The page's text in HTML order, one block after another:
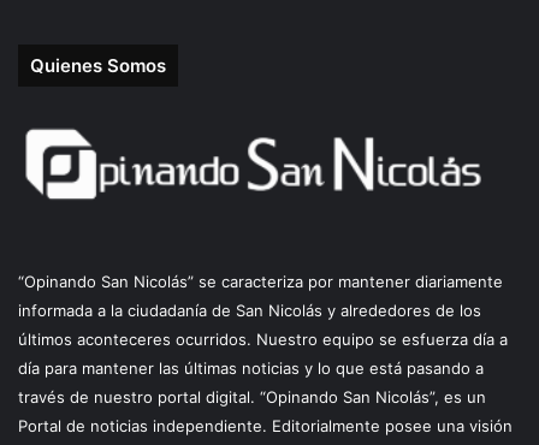
Quienes Somos
“Opinando San Nicolás” se caracteriza por mantener diariamente
informada a la ciudadanía de San Nicolás y alrededores de los
últimos aconteceres ocurridos. Nuestro equipo se esfuerza día a
día para mantener las últimas noticias y lo que está pasando a
través de nuestro portal digital. “Opinando San Nicolás”, es un
Portal de noticias independiente. Editorialmente posee una visión